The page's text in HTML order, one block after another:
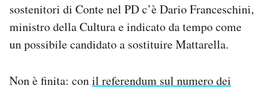
sostenitori di Conte nel PD c’è Dario Franceschini,
ministro della Cultura e indicato da tempo come
un possibile candidato a sostituire Mattarella.
Non è finita: conil referendum sul numero dei